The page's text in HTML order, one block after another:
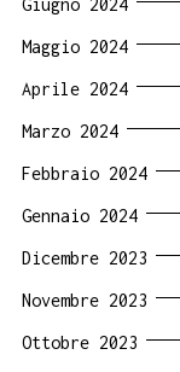
Maggio 2024
Aprile 2024
Marzo 2024
Febbraio 2024
Gennaio 2024
Dicembre 2023
Novembre 2023
Ottobre 2023